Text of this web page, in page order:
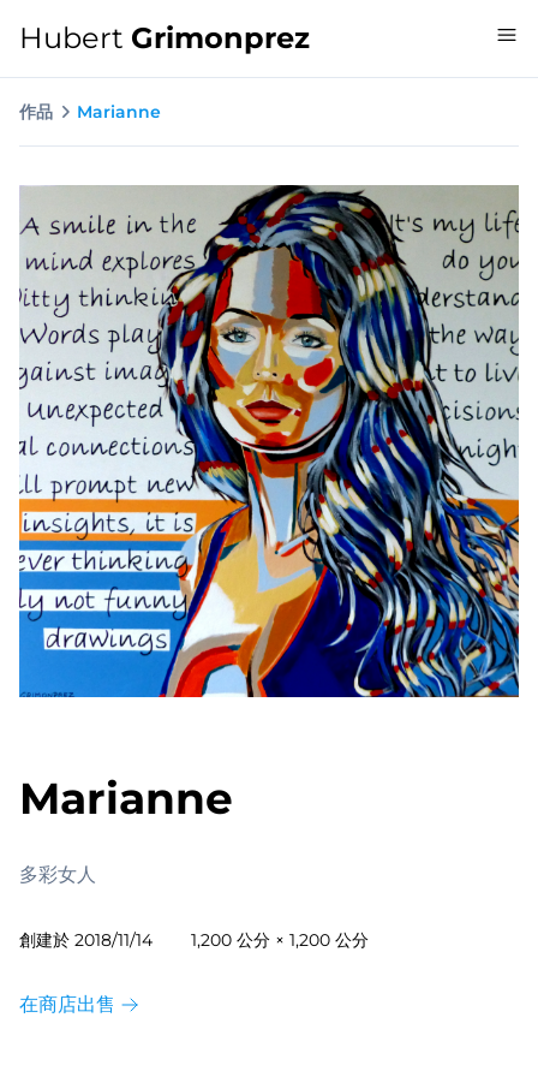
Hubert Grimonprez
作品 Marianne
Marianne
多彩女人
創建於 2018/11/14 1,200 公分 × 1,200 公分
在商店出售